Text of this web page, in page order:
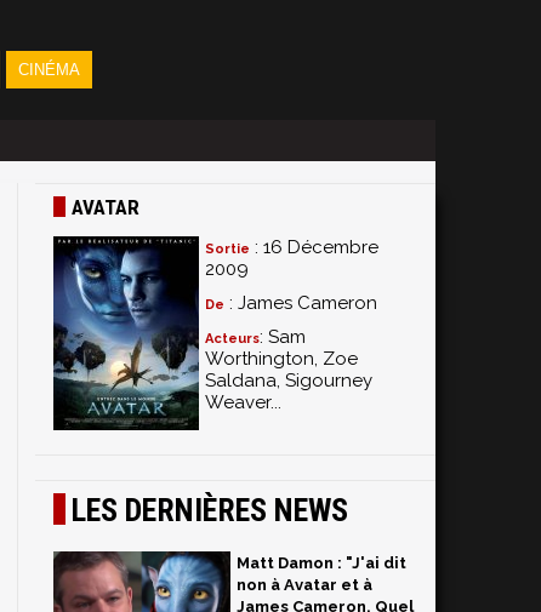
CINÉMA
AVATAR
Sortie : 16 Décembre
2009
De : James Cameron
Acteurs: Sam
Worthington, Zoe
Saldana, Sigourney
Weaver...
LES DERNIÈRES NEWS
Matt Damon : "J'ai dit
non à Avatar et à
James Cameron. Quel